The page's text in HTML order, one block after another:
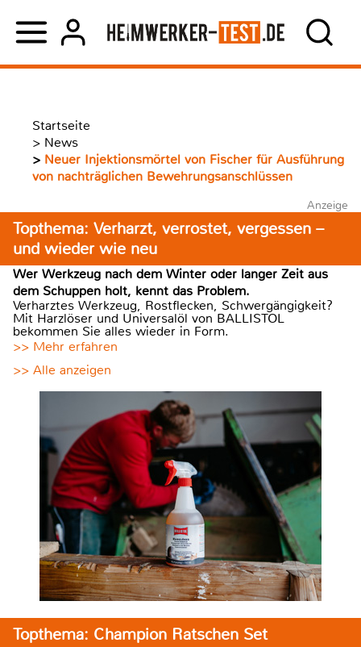
Startseite
> News
> Neuer Injektionsmörtel von Fischer für Ausführung
von nachträglichen Bewehrungsanschlüssen
Anzeige
Topthema: Verharzt, verrostet, vergessen –
und wieder wie neu
Wer Werkzeug nach dem Winter oder langer Zeit aus
dem Schuppen holt, kennt das Problem.
Verharztes Werkzeug, Rostflecken, Schwergängigkeit?
Mit Harzlöser und Universalöl von BALLISTOL
bekommen Sie alles wieder in Form.
>> Mehr erfahren
>> Alle anzeigen
Topthema: Champion Ratschen Set